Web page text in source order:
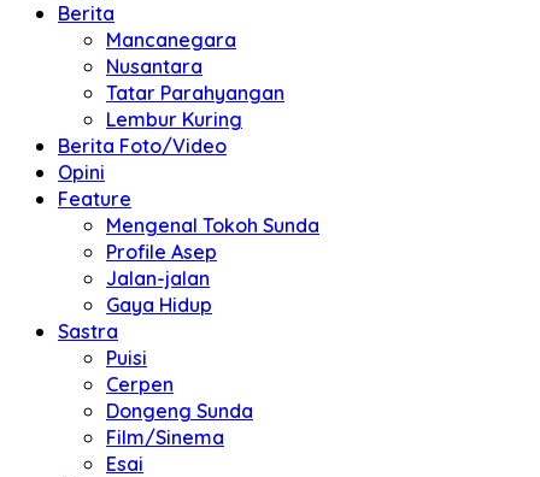
Berita
Mancanegara
Nusantara
Tatar Parahyangan
Lembur Kuring
Berita Foto/Video
Opini
Feature
Mengenal Tokoh Sunda
Profile Asep
Jalan-jalan
Gaya Hidup
Sastra
Puisi
Cerpen
Dongeng Sunda
Film/Sinema
Esai